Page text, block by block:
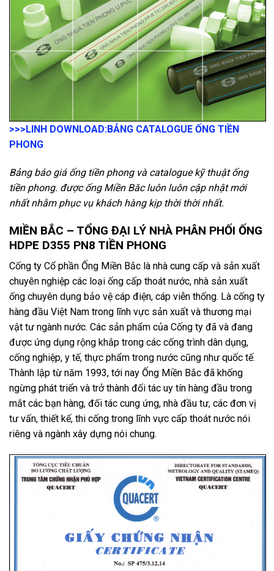
>>>LINH DOWNLOAD:BẢNG CATALOGUE ỐNG TIỀN
PHONG
Bảng báo giá ống tiền phong và catalogue kỹ thuật ống
tiền phong. được ống Miền Băc luôn luôn cập nhật mới
nhất nhằm phục vụ khách hàng kịp thời thời nhất.
MIỀN BẮC – TỔNG ĐẠI LÝ NHÀ PHÂN PHỐI ỐNG
HDPE D355 PN8 TIỀN PHONG
Cống ty Cổ phần Ống Miền Bắc là nhà cung cấp và sản xuất
chuyên nghiệp các loại ống cấp thoát nước, nhà sản xuất
ống chuyên dụng bảo vệ cáp điện, cáp viễn thống. Là cống ty
hàng đầu Việt Nam trong lĩnh vực sản xuất và thương mại
vật tư ngành nước. Các sản phẩm của Cống ty đã và đang
được ứng dụng rộng khắp trong các cống trình dân dụng,
cống nghiệp, y tế, thực phẩm trong nước cũng như quốc tế.
Thành lập từ năm 1993, tới nay Ống Miền Bắc đã khống
ngừng phát triển và trở thành đối tác uy tín hàng đầu trong
mắt các bạn hàng, đối tác cung ứng, nhà đầu tư, các đơn vị
tư vấn, thiết kế, thi cống trong lĩnh vực cấp thoát nước nói
riêng và ngành xây dựng nói chung.